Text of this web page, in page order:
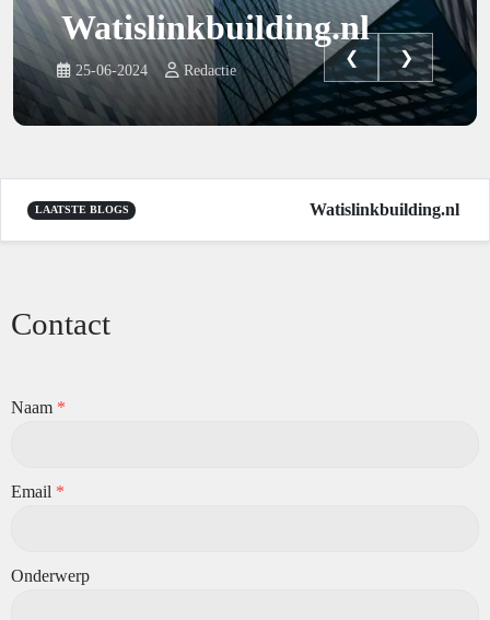
Watislinkbuilding.nl
25-06-2024 Redactie
❮ ❯
LAATSTE BLOGS Watislinkbuilding.nl
Contact
Naam *
Email *
Onderwerp